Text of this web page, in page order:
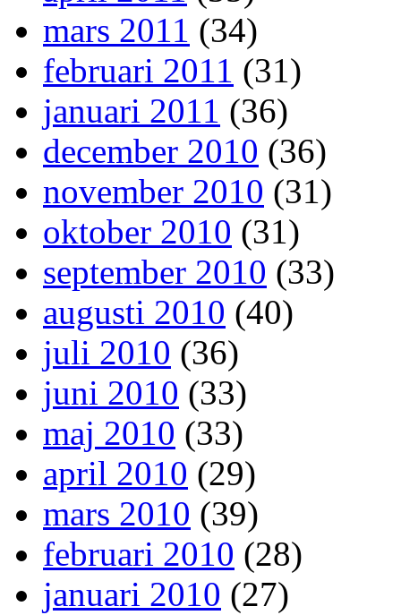
mars 2011 (34)
februari 2011 (31)
januari 2011 (36)
december 2010 (36)
november 2010 (31)
oktober 2010 (31)
september 2010 (33)
augusti 2010 (40)
juli 2010 (36)
juni 2010 (33)
maj 2010 (33)
april 2010 (29)
mars 2010 (39)
februari 2010 (28)
januari 2010 (27)